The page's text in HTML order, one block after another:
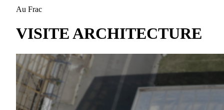
Au Frac
VISITE ARCHITECTURE